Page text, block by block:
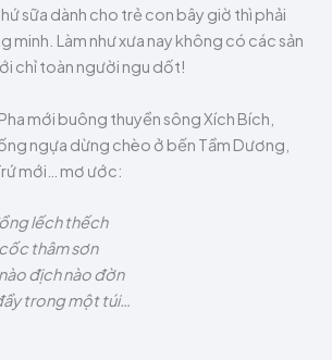
sữa dành cho trẻ con bây giờ thì phải
Làm như xưa nay không có các sản
chỉ toàn người ngu dốt!
mới buông thuyền sông Xích Bích,
ngựa dừng chèo ở bến Tầm Dương,
mới… mơ ước:
lếch thếch
thâm sơn
địch nào đờn
trong một túi…